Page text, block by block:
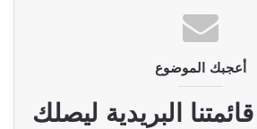
أعجبك الموضوع
البريدية ليصلك